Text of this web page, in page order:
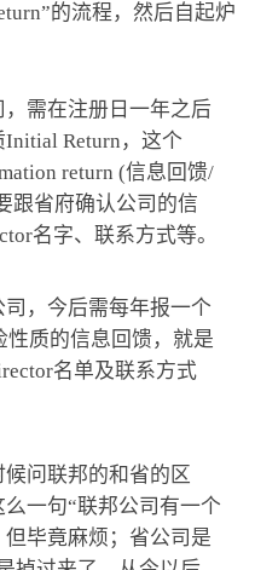
的流程，然后自起炉
需在注册日一年之后
Return，这个
return (信息回馈/
跟省府确认公司的信
名字、联系方式等。
，今后需每年报一个
性质的信息回馈，就是
名单及联系方式
问联邦的和省的区
一句“联邦公司有一个
毕竟麻烦；省公司是